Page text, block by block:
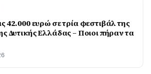
42.000 ευρώ σε τρία φεστιβάλ της
Δυτικής Ελλάδας – Ποιοι πήραν τα